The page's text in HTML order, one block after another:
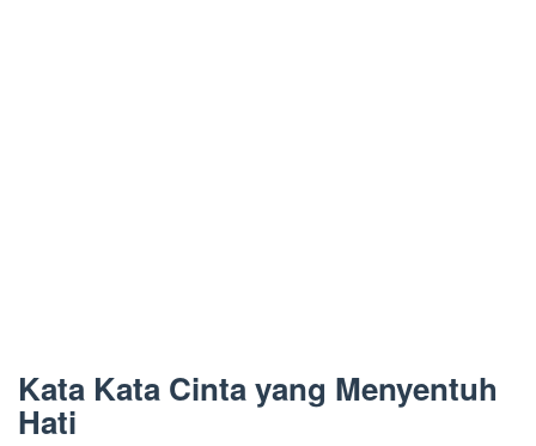
Kata Kata Cinta yang Menyentuh
Hati